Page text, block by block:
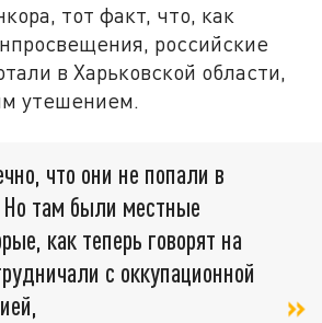
тот факт, что, как
российские
в Харьковской области,
утешением.
что они не попали в
там были местные
как теперь говорят на
с оккупационной